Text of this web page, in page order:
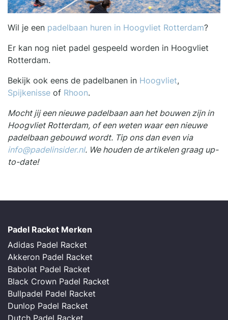
Wil je een padelbaan huren in Hoogvliet Rotterdam?
Er kan nog niet padel gespeeld worden in Hoogvliet
Rotterdam.
Bekijk ook eens de padelbanen in Hoogvliet,
Spijkenisse of Rhoon.
Mocht jij een nieuwe padelbaan aan het bouwen zijn in
Hoogvliet Rotterdam, of een weten waar een nieuwe
padelbaan gebouwd wordt. Tip ons dan even via
info@padelinsider.nl. We houden de artikelen graag up-
to-date!
Padel Racket Merken
Adidas Padel Racket
Akkeron Padel Racket
Babolat Padel Racket
Black Crown Padel Racket
Bullpadel Padel Racket
Dunlop Padel Racket